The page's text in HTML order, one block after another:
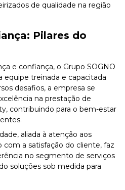
de qualidade na região
Pilares do
e confiança, o Grupo SOGNO
equipe treinada e capacitada
desafios, a empresa se
na prestação de
contribuindo para o bem-estar
aliada à atenção aos
a satisfação do cliente, faz
no segmento de serviços
soluções sob medida para